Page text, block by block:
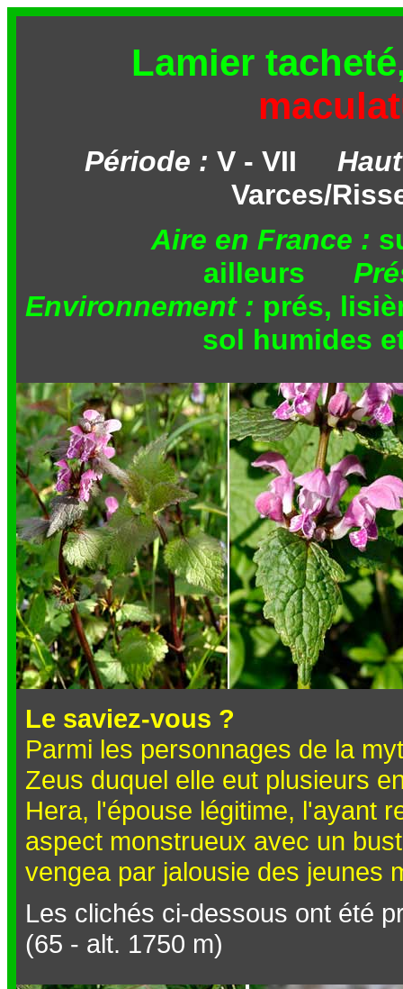
Lamier
Période : V - VII
Varces/
Aire en France :
ailleurs
Environnement : prés,
sol humides
Le saviez-vous ?
Parmi les personnages de la
Zeus duquel elle eut plusieurs
Hera, l'épouse légitime, l'ayant
aspect monstrueux avec un
vengea par jalousie des jeunes
Les clichés ci-dessous ont été
(65 - alt. 1750 m)